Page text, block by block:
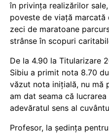
în privința realizărilor
poveste de viață
zeci de maratoane
strânse în scopuri
De la 4.90 la Titularizare
Sibiu a primit nota 8.70
văzut nota inițială, nu mă
am dat seama că
adevăratul sens al
Profesor, la ședința